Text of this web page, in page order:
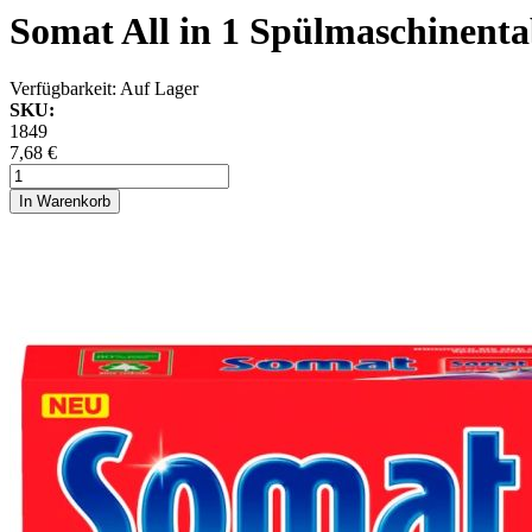
Somat All in 1
Verfügbarkeit: Auf Lager
SKU:
1849
7,68 €
In Warenkorb